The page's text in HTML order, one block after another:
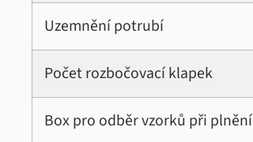
Uzemnění potrubí
Počet rozbočovací klapek
Box pro odběr vzorků při plnění